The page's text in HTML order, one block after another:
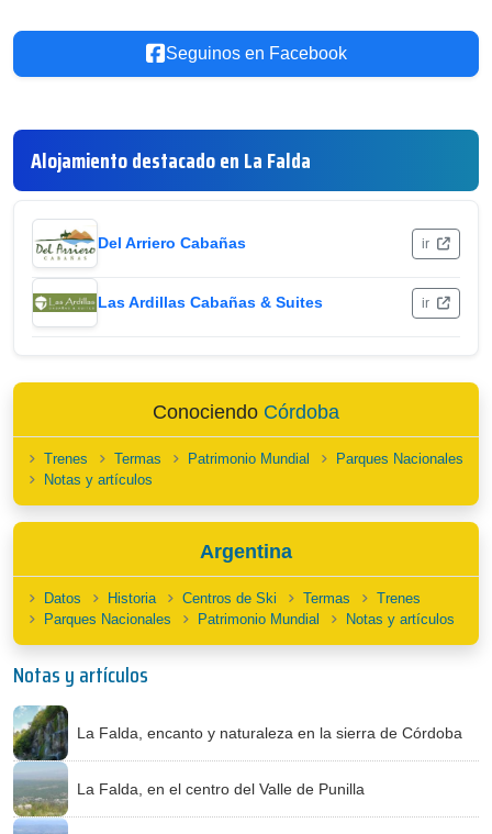
Seguinos en Facebook
Alojamiento destacado en La Falda
Del Arriero Cabañas ir
Las Ardillas Cabañas & Suites ir
Conociendo Córdoba
Trenes Termas Patrimonio Mundial
Parques Nacionales
Notas y artículos
Argentina
Datos Historia Centros de Ski Termas
Trenes
Parques Nacionales
Patrimonio Mundial Notas y artículos
Notas y artículos
La Falda, encanto y naturaleza en la sierra de Córdoba
La Falda, en el centro del Valle de Punilla